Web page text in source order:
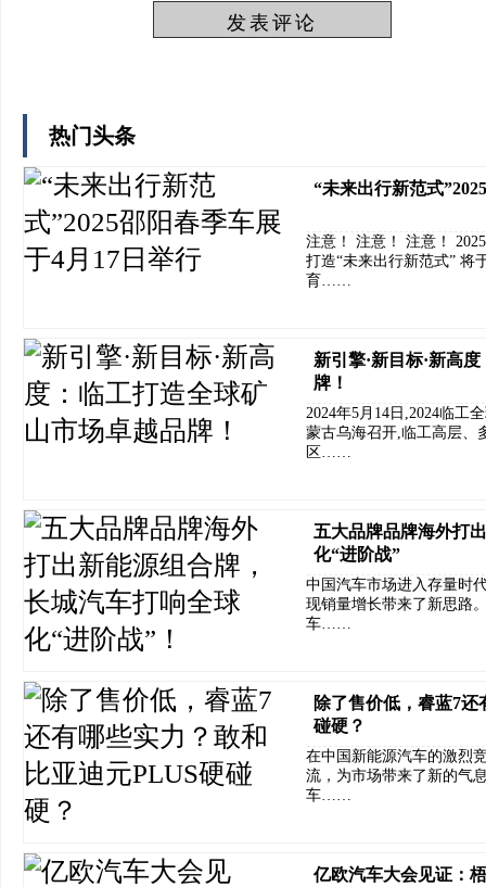
热门头条
“未来出行新范式
注意！ 注意！ 注意！
打造“未来出行新范式” 将
育……
新引擎·新目标·新高
牌！
2024年5月14日,2024临工
蒙古乌海召开,临工高层、
区……
五大品牌品牌海外打
化“进阶战”
中国汽车市场进入存量时
现销量增长带来了新思路
车……
除了售价低，睿蓝7
碰硬？
在中国新能源汽车的激烈
流，为市场带来了新的气
车……
亿欧汽车大会见证：